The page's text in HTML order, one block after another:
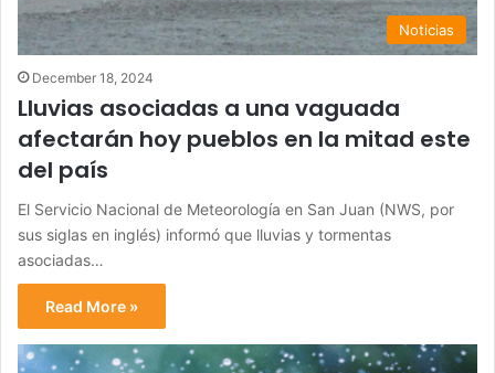
Noticias
December 18, 2024
Lluvias asociadas a una vaguada
afectarán hoy pueblos en la mitad este
del país
El Servicio Nacional de Meteorología en San Juan (NWS, por
sus siglas en inglés) informó que lluvias y tormentas
asociadas…
Read More »